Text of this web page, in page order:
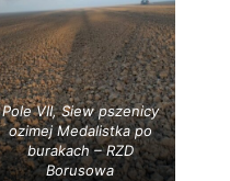
Pole VII, Siew pszenicy
ozimej Medalistka po
burakach – RZD
Borusowa